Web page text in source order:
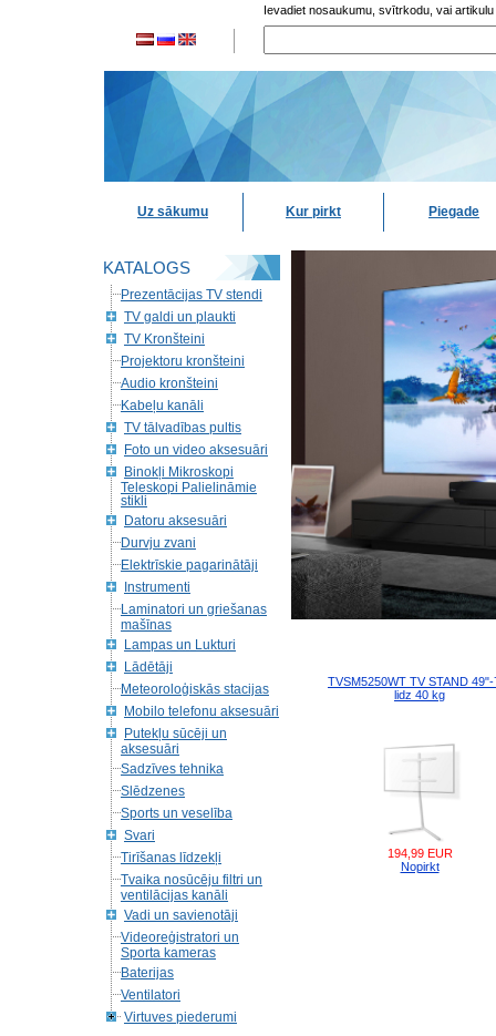
Ievadiet nosaukumu, svītrkodu, vai artikulu
Uz sākumu Kur pirkt Piegade
KATALOGS
Prezentācijas TV stendi
TV galdi un plaukti
TV Kronšteini
Projektoru kronšteini
Audio kronšteini
Kabeļu kanāli
TV tālvadības pultis
Foto un video aksesuāri
Binokļi Mikroskopi
Teleskopi Palielināmie
stikli
Datoru aksesuāri
Durvju zvani
Elektrīskie pagarinātāji
Instrumenti
Laminatori un griešanas
mašīnas
Lampas un Lukturi
Lādētāji
Meteoroloģiskās stacijas
Mobilo telefonu aksesuāri
Putekļu sūcēji un
aksesuāri
Sadzīves tehnika
Slēdzenes
Sports un veselība
Svari
Tirīšanas līdzekļi
Tvaika nosūcēju filtri un
ventilācijas kanāli
Vadi un savienotāji
Videoreģistratori un
Sporta kameras
Baterijas
Ventilatori
Virtuves piederumi
TVSM5250WT TV STAND 49"-
lidz 40 kg
194,99 EUR
Nopirkt